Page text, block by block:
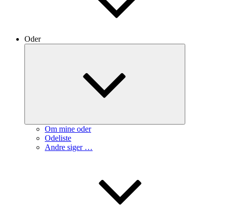
Oder
Om mine oder
Odeliste
Andre siger …